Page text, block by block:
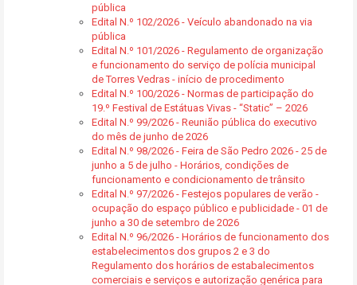
pública
Edital N.º 102/2026 - Veículo abandonado na via
pública
Edital N.º 101/2026 - Regulamento de organização
e funcionamento do serviço de polícia municipal
de Torres Vedras - início de procedimento
Edital N.º 100/2026 - Normas de participação do
19.º Festival de Estátuas Vivas - “Static” – 2026
Edital N.º 99/2026 - Reunião pública do executivo
do mês de junho de 2026
Edital N.º 98/2026 - Feira de São Pedro 2026 - 25 de
junho a 5 de julho - Horários, condições de
funcionamento e condicionamento de trânsito
Edital N.º 97/2026 - Festejos populares de verão -
ocupação do espaço público e publicidade - 01 de
junho a 30 de setembro de 2026
Edital N.º 96/2026 - Horários de funcionamento dos
estabelecimentos dos grupos 2 e 3 do
Regulamento dos horários de estabalecimentos
comerciais e serviços e autorização genérica para